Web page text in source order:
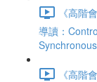
《高階
導讀：
《高階